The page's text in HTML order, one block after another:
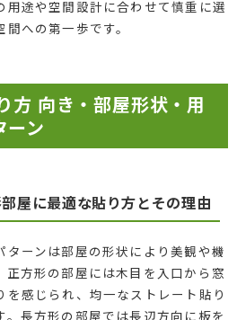
用途や空間設計に合わせて慎重に選
への第一歩です。
方 向き・部屋形状・用
ーン
屋に最適な貼り方とその理由
ターンは部屋の形状により美観や機
方形の部屋には木目を入口から窓
感じられ、均一なストレート貼り
長方形の部屋では長辺方向に板を